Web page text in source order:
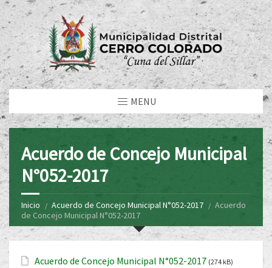
MENU
Acuerdo de Concejo Municipal
N°052-2017
Inicio Acuerdo de Concejo Municipal N°052-2017
Acuerdo
de Concejo Municipal N°052-2017
Acuerdo de Concejo Municipal N°052-2017 (274 kB)